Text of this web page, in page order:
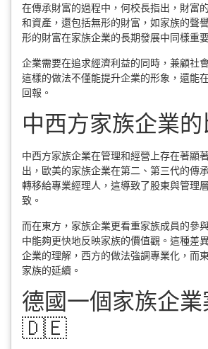
在傳承財富的過程中，何校長指出，財富
和資產，還包括無形的財富，如家族的聲
形的財富在家族企業的長期發展中同樣重要
企業需要在追求經濟利益的同時，兼顧社
這樣的做法不僅能提升企業的形象，還能
回報。
中西方家族企業
中西方家族企業在管理和經營上存在著顯
出，歐美的家族企業在第二、第三代的傳
轉移給專業經理人，這導致了股東與管理
致。
而在東方，家族企業更看重家族成員的參
中能夠更快地反映家族的價值觀。這種差
企業的理解，西方的做法強調專業化，而
家族的延續。
德國一個家族企業
🇩🇪